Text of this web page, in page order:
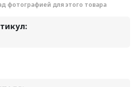
фотографией для этого товара